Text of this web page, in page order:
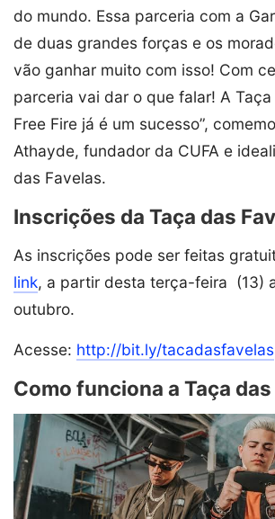
do mundo. Essa parceria com a
de duas grandes forças e os
vão ganhar muito com isso! Com
parceria vai dar o que falar! A
Free Fire já é um sucesso”,
Athayde, fundador da CUFA e
das Favelas.
Inscrições da Taça das
As inscrições pode ser feitas
link, a partir desta terça-feira (13)
outubro.
Acesse: http://bit.ly/tacadasfavelas
Como funciona a Taça